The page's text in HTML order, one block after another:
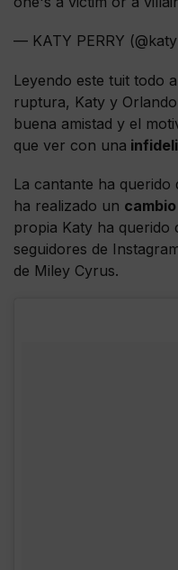
— KATY PERRY
Leyendo este tuit todo
ruptura, Katy y
buena amistad y el
que ver con una
La cantante ha
ha realizado un
propia Katy ha
seguidores de
de Miley Cyrus.